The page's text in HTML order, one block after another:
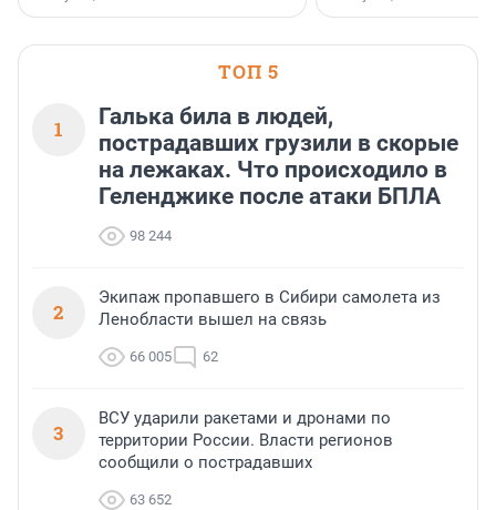
ТОП 5
1
Галька била в людей,
пострадавших грузили в скорые
на лежаках. Что происходило в
Геленджике после атаки БПЛА
98 244
2
Экипаж пропавшего в Сибири самолета из
Ленобласти вышел на связь
66 005 62
3
ВСУ ударили ракетами и дронами по
территории России. Власти регионов
сообщили о пострадавших
63 652